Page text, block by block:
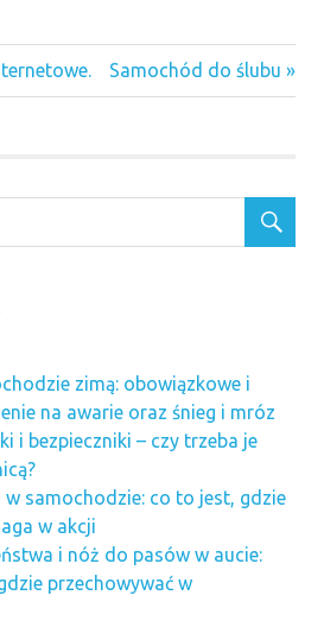
Next
Post:
Samochód do ślubu
zimą: obowiązkowe i
na awarie oraz śnieg i mróz
i bezpieczniki – czy trzeba je
samochodzie: co to jest, gdzie
w akcji
i nóż do pasów w aucie:
przechowywać w